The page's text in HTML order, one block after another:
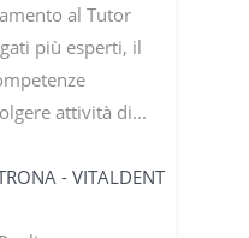
al Tutor
più esperti, il
attività di...
- VITALDENT